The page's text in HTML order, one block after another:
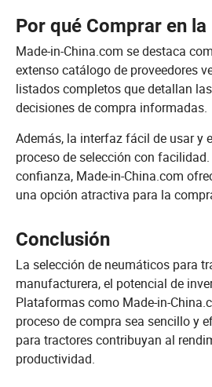
Por qué Comprar en
Made-in-China.com se destaca
extenso catálogo de proveedores
listados completos que detallan
decisiones de compra informadas.
Además, la interfaz fácil de usar y
proceso de selección con
confianza, Made-in-China.com
una opción atractiva para la
Conclusión
La selección de neumáticos para
manufacturera, el potencial de
Plataformas como Made-in-
proceso de compra sea sencillo y
para tractores contribuyan al
productividad.